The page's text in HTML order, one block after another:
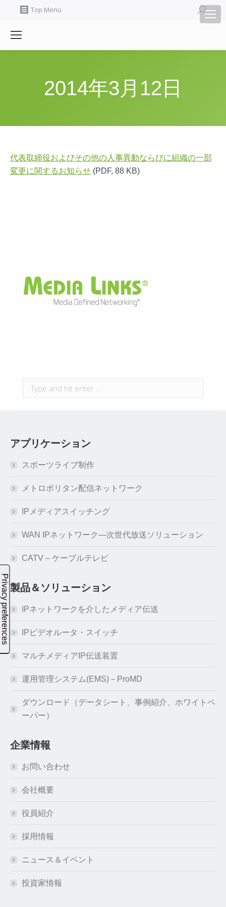
Top Menu Search:
2014年3月12日
代表取締役およびその他の人事異動ならびに組織の一部
変更に関するお知らせ (PDF, 88 KB)
Search:
アプリケーション
スポーツライブ制作
メトロポリタン配信ネットワーク
IPメディアスイッチング
WAN IPネットワーク―次世代放送ソリューション
CATV – ケーブルテレビ
製品＆ソリューション
IPネットワークを介したメディア伝送
IPビデオルータ・スイッチ
マルチメディアIP伝送装置
運用管理システム(EMS)－ProMD
ダウンロード（データシート、事例紹介、ホワイトペ
ーパー）
企業情報
お問い合わせ
会社概要
役員紹介
採用情報
ニュース＆イベント
投資家情報